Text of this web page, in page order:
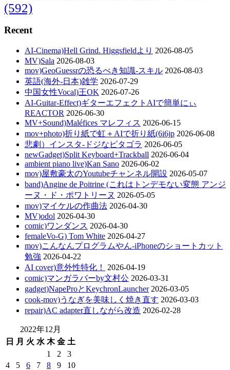
(592)
Recent
AI-Cinema)Hell Grind. Higgsfieldより 2026-08-05
MV)Sala 2026-08-03
mov)GeoGuessrの恐るべき知識-スキル 2026-08-03
英語(海外-日本)雑学 2026-07-29
中国女性Vocal)王OK 2026-07-26
AI-Guitar-Effect)ギターエフェクトAIで簡単にぃ
REACTOR 2026-06-30
MV+Sound)Maléfices マレフィス 2026-06-15
mov+photo)折り紙で虹＋AIで折り紙(6i6jp 2026-06-08
悲劇）インスタ-ドジなピタゴラ 2026-06-05
newGadget)Split Keyboard+Trackball 2026-06-04
ambient piano live)Kan Sano 2026-06-02
mov)屋敷豪太のYoutubeチャンネル開設 2026-05-07
band)Angine de Poitrine (これはトンデモない変態 アンジ
ーヌ・ド・ポワトリーヌ 2026-05-05
mov)マイケルの作曲法 2026-04-30
MV)odol 2026-04-30
comic)ワンダンス 2026-04-30
femaleVo-G) Tom White 2026-04-27
mov)こんなんプログラムやん-iPhoneのショートカット
勉強 2026-04-22
AI cover)意外性特化！
2026-04-19
comic)マンガラバーby文村公 2026-03-31
gadget)NapeProとKeychronLauncher 2026-03-05
cook-mov)うなぎを美味しく焼き直す 2026-03-03
repair)AC adapter直しながら改造 2026-02-28
2022年12月
日
月 火 水 木 金 土
1
2
3
4
5 6 7 8 9 10